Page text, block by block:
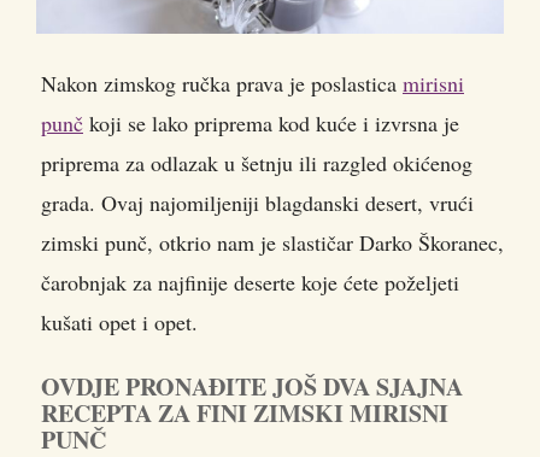
Nakon zimskog ručka prava je poslastica mirisni
punč koji se lako priprema kod kuće i izvrsna je
priprema za odlazak u šetnju ili razgled okićenog
grada. Ovaj najomiljeniji blagdanski desert, vrući
zimski punč, otkrio nam je slastičar Darko Škoranec,
čarobnjak za najfinije deserte koje ćete poželjeti
kušati opet i opet.
OVDJE PRONAĐITE JOŠ DVA SJAJNA
RECEPTA ZA FINI ZIMSKI MIRISNI
PUNČ